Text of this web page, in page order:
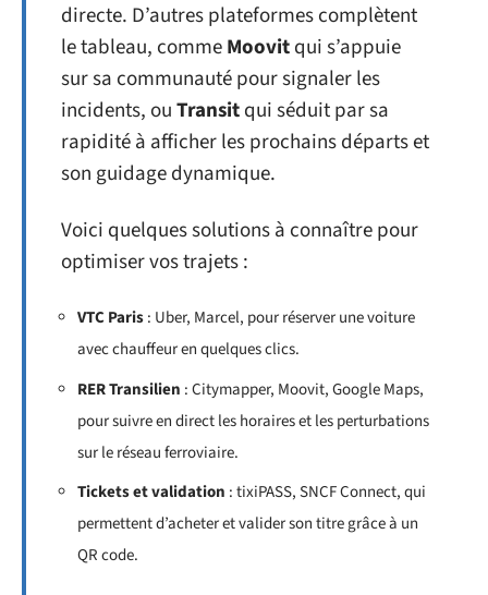
directe. D’autres plateformes complètent
le tableau, commeMoovitqui s’appuie
sur sa communauté pour signaler les
incidents, ouTransitqui séduit par sa
rapidité à afficher les prochains départs et
son guidage dynamique.
Voici quelques solutions à connaître pour
optimiser vos trajets :
VTC Paris: Uber, Marcel, pour réserver une voiture
avec chauffeur en quelques clics.
RER Transilien : Citymapper, Moovit, Google Maps,
pour suivre en direct les horaires et les perturbations
sur le réseau ferroviaire.
Tickets et validation : tixiPASS, SNCF Connect, qui
permettent d’acheter et valider son titre grâce à un
QR code.